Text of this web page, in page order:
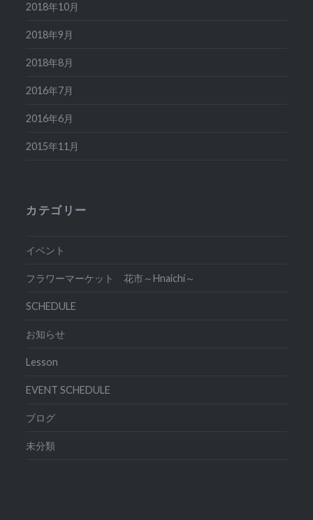
2018年10月
2018年9月
2018年8月
2016年7月
2016年6月
2015年11月
カテゴリー
イベント
フラワーマーケット 花市～Hnaichi～
SCHEDULE
お知らせ
Lesson
EVENT SCHEDULE
ブログ
未分類